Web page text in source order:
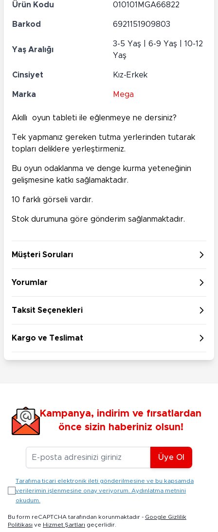
Ürün Kodu 010101MGA66822
Barkod 6921151909803
Yaş Aralığı
3-5 Yaş | 6-9 Yaş | 10-12
Yaş
Cinsiyet Kız-Erkek
Marka Mega
Akıllı oyun tableti ile eğlenmeye ne dersiniz?
Tek yapmanız gereken tutma yerlerinden tutarak
topları deliklere yerleştirmeniz.
Bu oyun odaklanma ve denge kurma yeteneğinin
gelişmesine katkı sağlamaktadır.
10 farklı görseli vardır.
Stok durumuna göre gönderim sağlanmaktadır.
Müşteri Soruları
Yorumlar
Taksit Seçenekleri
Kargo ve Teslimat
Kampanya, indirim ve fırsatlardan
önce sizin haberiniz olsun!
E-posta Adresiniz
Üye Ol
Tarafıma ticari elektronik ileti gönderilmesine ve bu kapsamda
verilerimin işlenmesine onay veriyorum. Aydınlatma metnini
okudum.
Bu form reCAPTCHA tarafından korunmaktadır - Google Gizlilik
Politikası ve Hizmet Şartları geçerlidir.